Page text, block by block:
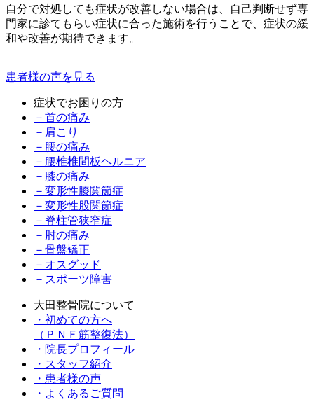
自分で対処しても症状が改善しない場合は、自己判断せず専
門家に診てもらい症状に合った施術を行うことで、症状の緩
和や改善が期待できます。
患者様の声を⾒る
症状でお困りの方
－首の痛み
－肩こり
－腰の痛み
－腰椎椎間板ヘルニア
－膝の痛み
－変形性膝関節症
－変形性股関節症
－脊柱管狭窄症
－肘の痛み
－骨盤矯正
－オスグッド
－スポーツ障害
大田整骨院について
・初めての方へ
（ＰＮＦ筋整復法）
・院長プロフィール
・スタッフ紹介
・患者様の声
・よくあるご質問